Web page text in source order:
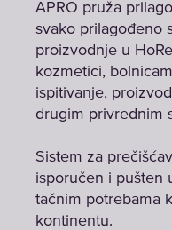
APRO pruža
svako prilagođeno
proizvodnje u
kozmetici,
ispitivanje,
drugim privrednim
Sistem za
isporučen i pušten
tačnim potrebama
kontinentu.